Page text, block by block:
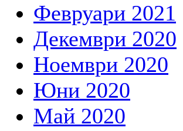
Февруари 2021
Декември 2020
Ноември 2020
Юни 2020
Май 2020